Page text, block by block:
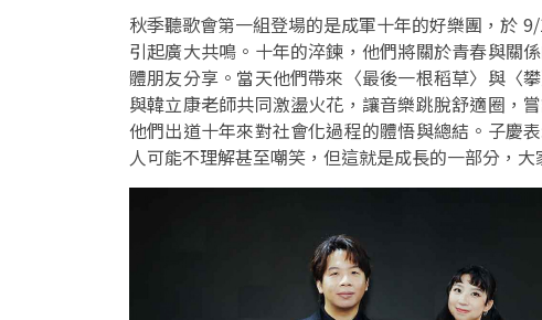
秋季聽歌會第一組登場的是成軍十年的好樂團，於
引起廣大共鳴。十年的淬鍊，他們將關於青春與關
體朋友分享。當天他們帶來〈最後一根稻草〉與〈
與韓立康老師共同激盪火花，讓音樂跳脫舒適圈，
他們出道十年來對社會化過程的體悟與總結。子慶
人可能不理解甚至嘲笑，但這就是成長的一部分，大